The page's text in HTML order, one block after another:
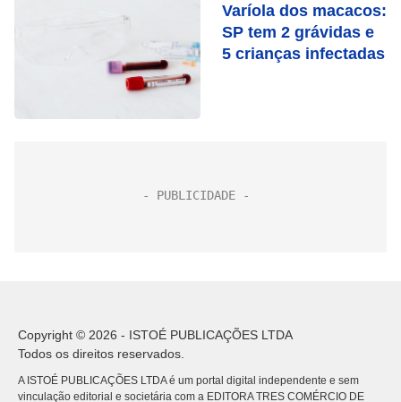
Varíola dos macacos:
SP tem 2 grávidas e
5 crianças infectadas
Copyright © 2026 - ISTOÉ PUBLICAÇÕES LTDA
Todos os direitos reservados.
A ISTOÉ PUBLICAÇÕES LTDA é um portal digital independente e sem
vinculação editorial e societária com a EDITORA TRES COMÉRCIO DE